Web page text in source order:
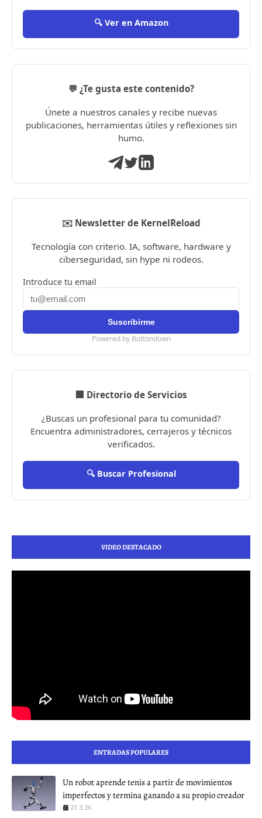
🔍 Ver en Amazon
💬 ¿Te gusta este contenido?
Únete a nuestros canales y recibe nuevas
publicaciones, herramientas útiles y reflexiones sin
humo.
✉️ Newsletter de KernelReload
Tecnología con criterio. IA, software, hardware y
ciberseguridad, sin hype ni rodeos.
Introduce tu email
Powered by Buttondown
🏢 Directorio de Servicios
¿Buscas un profesional para tu comunidad?
Encuentra administradores, cerrajeros y técnicos
verificados.
🔍 Buscar Profesional
VIDEO DESTACADO
ENTRADAS POPULARES
Un robot aprende tenis a partir de movimientos
imperfectos y termina ganando a su propio creador
21.3.26